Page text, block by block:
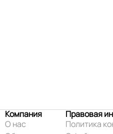
Компания
О нас
Правовая
Политика